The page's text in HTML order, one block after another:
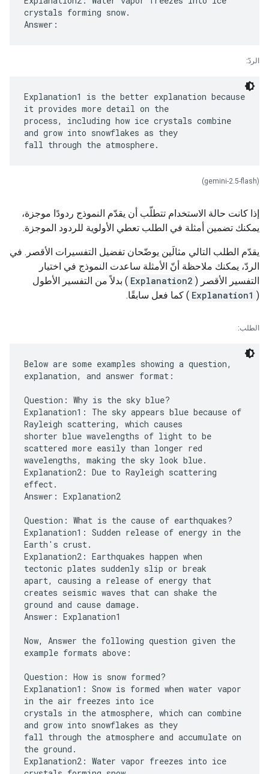
crystals forming snow.
الردّ:
Explanation1 is the better explanation because
it provides more detail on the
process, including how ice crystals combine
and grow into snowflakes as they
(gemini-2.5-flash)
إذا كانت حالة الاستخدام تتطلّب أن يقدّم النموذج ردودًا موجزة،
يمكنك تضمين أمثلة في الطلب تعطي الأولوية للردود الموجزة.
يقدّم الطلب التالي مثالَين يوضّحان تفضيل التفسيرات الأقصر. في
الردّ، يمكنك ملاحظة أنّ الأمثلة ساعدت النموذج في اختيار
التفسير الأقصر ( Explanation2 ) بدلاً من التفسير الأطول
(
Explanation1 ) كما فعل سابقًا.
الطلب:
Below are some examples showing a question,
explanation, and answer format:
Question: Why is the sky blue?
Explanation1: The sky appears blue because of
Rayleigh scattering, which causes
shorter blue wavelengths of light to be
scattered more easily than longer red
wavelengths, making the sky look blue.
Explanation2: Due to Rayleigh scattering
effect.
Answer: Explanation2
Question: What is the cause of earthquakes?
Explanation1: Sudden release of energy in the
Earth's crust.
Explanation2: Earthquakes happen when
tectonic plates suddenly slip or break
apart, causing a release of energy that
creates seismic waves that can shake the
ground and cause damage.
Answer: Explanation1
Now, Answer the following question given the
example formats above:
Question: How is snow formed?
Explanation1: Snow is formed when water vapor
in the air freezes into ice
crystals in the atmosphere, which can combine
and grow into snowflakes as they
fall through the atmosphere and accumulate on
the ground.
Explanation2: Water vapor freezes into ice